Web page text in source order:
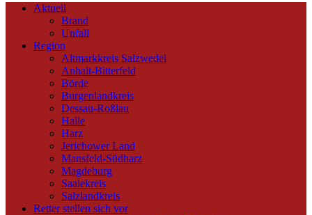
Aktuell
Brand
Unfall
Region
Altmarkkreis Salzwedel
Anhalt-Bitterfeld
Börde
Burgenlandkreis
Dessau-Roßlau
Halle
Harz
Jerichower Land
Mansfeld-Südharz
Magdeburg
Saalekreis
Salzlandkreis
Retter stellen sich vor